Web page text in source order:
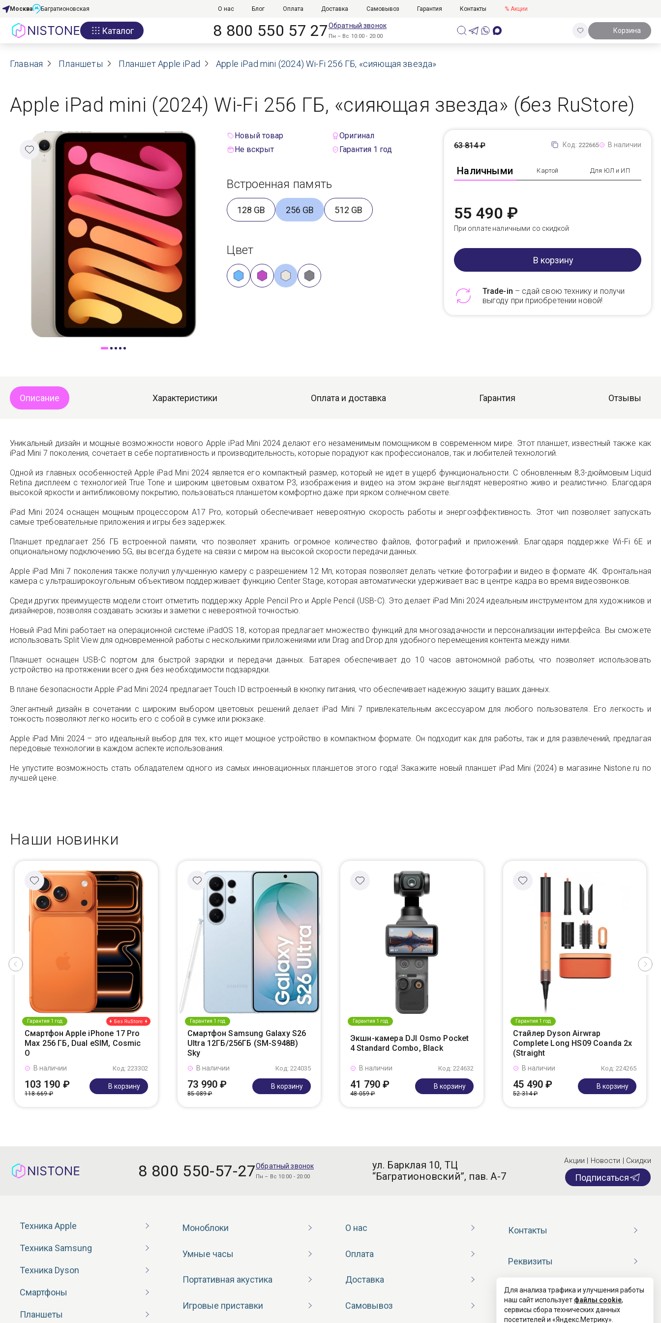
Акции
О нас
Реквизиты
Контакты
Гарантия
Доставка
Самовывоз
Trade-In
Москва Багратионовская О нас Блог Оплата Доставка Самовывоз Гарантия Контакты % Акции
Каталог 8 800 550 57 27Обратный звонок
Пн – Вс 10:00 - 20:00
Корзина
Главная Планшеты Планшет Apple iPad Apple iPad mini (2024) Wi-Fi 256 ГБ, «сияющая звезда»
Apple iPad mini (2024) Wi-Fi 256 ГБ, «сияющая звезда» (без RuStore)
Новый товар
Оригинал
Не вскрыт
Гарантия 1 год
Встроенная память
128 GB 256 GB 512 GB
Цвет
Код: 222665 В наличии
Наличными Картой Для ЮЛ и ИП
63 814 ₽
55 490 ₽
При оплате наличными со скидкой
В корзину
Trade-in – сдай свою технику и получи
выгоду при приобретении новой!
Описание Характеристики Оплата и доставка Гарантия Отзывы
Уникальный дизайн и мощные возможности нового Apple iPad Mini 2024 делают его незаменимым помощником в современном мире. Этот планшет, известный также как
iPad Mini 7 поколения, сочетает в себе портативность и производительность, которые порадуют как профессионалов, так и любителей технологий.
Одной из главных особенностей Apple iPad Mini 2024 является его компактный размер, который не идет в ущерб функциональности. С обновленным 8,3-дюймовым Liquid
Retina дисплеем с технологией True Tone и широким цветовым охватом P3, изображения и видео на этом экране выглядят невероятно живо и реалистично. Благодаря
высокой яркости и антибликовому покрытию, пользоваться планшетом комфортно даже при ярком солнечном свете.
iPad Mini 2024 оснащен мощным процессором A17 Pro, который обеспечивает невероятную скорость работы и энергоэффективность. Этот чип позволяет запускать
самые требовательные приложения и игры без задержек.
Планшет предлагает 256 ГБ встроенной памяти, что позволяет хранить огромное количество файлов, фотографий и приложений. Благодаря поддержке Wi-Fi 6E и
опциональному подключению 5G, вы всегда будете на связи с миром на высокой скорости передачи данных.
Apple iPad Mini 7 поколения также получил улучшенную камеру с разрешением 12 Мп, которая позволяет делать четкие фотографии и видео в формате 4K. Фронтальная
камера с ультраширокоугольным объективом поддерживает функцию Center Stage, которая автоматически удерживает вас в центре кадра во время видеозвонков.
Среди других преимуществ модели стоит отметить поддержку Apple Pencil Pro и Apple Pencil (USB-C). Это делает iPad Mini 2024 идеальным инструментом для художников и
дизайнеров, позволяя создавать эскизы и заметки с невероятной точностью.
Новый iPad Mini работает на операционной системе iPadOS 18, которая предлагает множество функций для многозадачности и персонализации интерфейса. Вы сможете
использовать Split View для одновременной работы с несколькими приложениями или Drag and Drop для удобного перемещения контента между ними.
Планшет оснащен USB-C портом для быстрой зарядки и передачи данных. Батарея обеспечивает до 10 часов автономной работы, что позволяет использовать
устройство на протяжении всего дня без необходимости подзарядки.
В плане безопасности Apple iPad Mini 2024 предлагает Touch ID встроенный в кнопку питания, что обеспечивает надежную защиту ваших данных.
Элегантный дизайн в сочетании с широким выбором цветовых решений делает iPad Mini 7 привлекательным аксессуаром для любого пользователя. Его легкость и
тонкость позволяют легко носить его с собой в сумке или рюкзаке.
Apple iPad Mini 2024 – это идеальный выбор для тех, кто ищет мощное устройство в компактном формате. Он подходит как для работы, так и для развлечений, предлагая
передовые технологии в каждом аспекте использования.
Не упустите возможность стать обладателем одного из самых инновационных планшетов этого года! Закажите новый планшет iPad Mini (2024) в магазине Nistone.ru по
лучшей цене.
Наши новинки
Гарантия 1 год
Смартфон Apple iPhone 17 Pro
Max 256 ГБ, Dual eSIM, Cosmic
O
Код: 223302
В наличии
103 190 ₽
118 669 ₽
В корзину
Гарантия 1 год
Смартфон Samsung Galaxy S26
Ultra 12ГБ/256ГБ (SM-S948B)
Sky
Код: 224035
В наличии
73 990 ₽
85 089 ₽
В корзину
Гарантия 1 год
Экшн-камера DJI Osmo Pocket
4 Standard Combo, Black
Код: 224632
В наличии
41 790 ₽
48 059 ₽
В корзину
Гарантия 1 год
Стайлер Dyson Airwrap
Complete Long HS09 Coanda 2x
(Straight
Код: 224265
В наличии
45 490 ₽
52 314 ₽
В корзину
8 800 550-57-27Обратный звонок
Пн – Вс 10:00 - 20:00
ул. Барклая 10, ТЦ
“Багратионовский”, пав. А-7
Акции | Новости | Скидки
Подписаться
Техника Apple
Техника Samsung
Техника Dyson
Смартфоны
Планшеты
Моноблоки
Умные часы
Портативная акустика
Игровые приставки
О нас
Оплата
Доставка
Самовывоз
Контакты
Реквизиты
Договор оферты
Для анализа трафика и улучшения работы
наш сайт использует файлы cookie,
сервисы сбора технических данных
посетителей и «Яндекс.Метрику».